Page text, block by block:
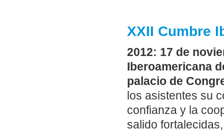
XXII Cumbre
2012: 17 de
Iberoamericana
palacio de
los asistentes su
confianza y la
salido